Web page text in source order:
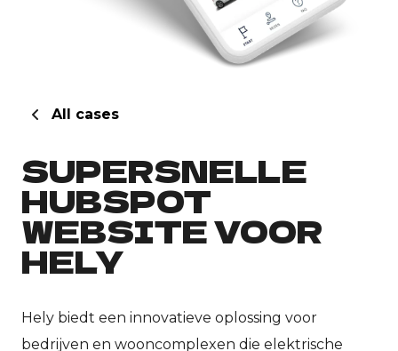
All cases
SUPERSNELLE
HUBSPOT
WEBSITE VOOR
HELY
Hely biedt een innovatieve oplossing voor
bedrijven en wooncomplexen die elektrische